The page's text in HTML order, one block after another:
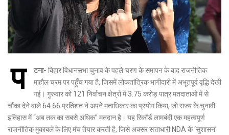
प टना- बिहार विधानसभा चुनाव के पहले चरण के समापन के बाद राजनीतिक
माहौल चरम पर पहुँच गया है, जिसमें लोकतांत्रिक भागीदारी में अभूतपूर्व वृद्धि देखी
गई। गुरुवार को 121 निर्वाचन क्षेत्रों में 3.75 करोड़ पात्र मतदाताओं में से
चौंका देने वाले 64.66 प्रतिशत ने अपने मताधिकार का प्रयोग किया, जो राज्य के चुनावी
इतिहास में “अब तक का सबसे अधिक” मतदान है। यह रिकॉर्ड लामबंदी एक महत्वपूर्ण
राजनीतिक मुकाबले के लिए मंच तैयार करती है, जिसे अक्सर सत्ताधारी NDA के ‘सुशासन’